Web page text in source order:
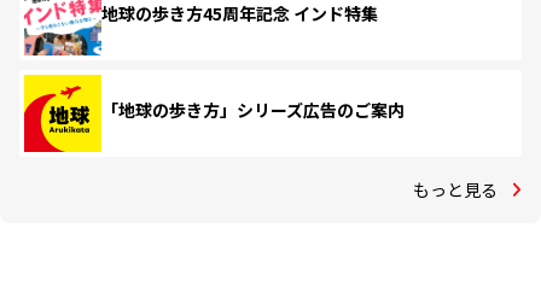
地球の歩き方45周年記念 インド特集
「地球の歩き方」シリーズ広告のご案内
もっと見る